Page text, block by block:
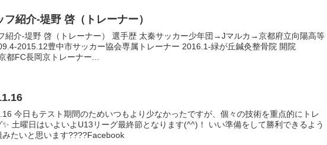
フ紹介-堤野 啓（トレーナー）
紹介-堤野 啓（トレーナー） 選手歴 太秦サッカー少年団→Jマルカ→京都府立向陽高等
2015.12豊中市サッカー協会専属トレーナー 2016.1-緑が丘鍼灸整骨院 開院
都FC長岡京トレーナー...
今日もテスト期間のためいつもより少なかったですが、個々の技術を重点的にトレ
✨ 土曜日はいよいよU13リーグ最終節となります(^^)！ いい準備をして勝利できるよう
みたいと思います????Facebook